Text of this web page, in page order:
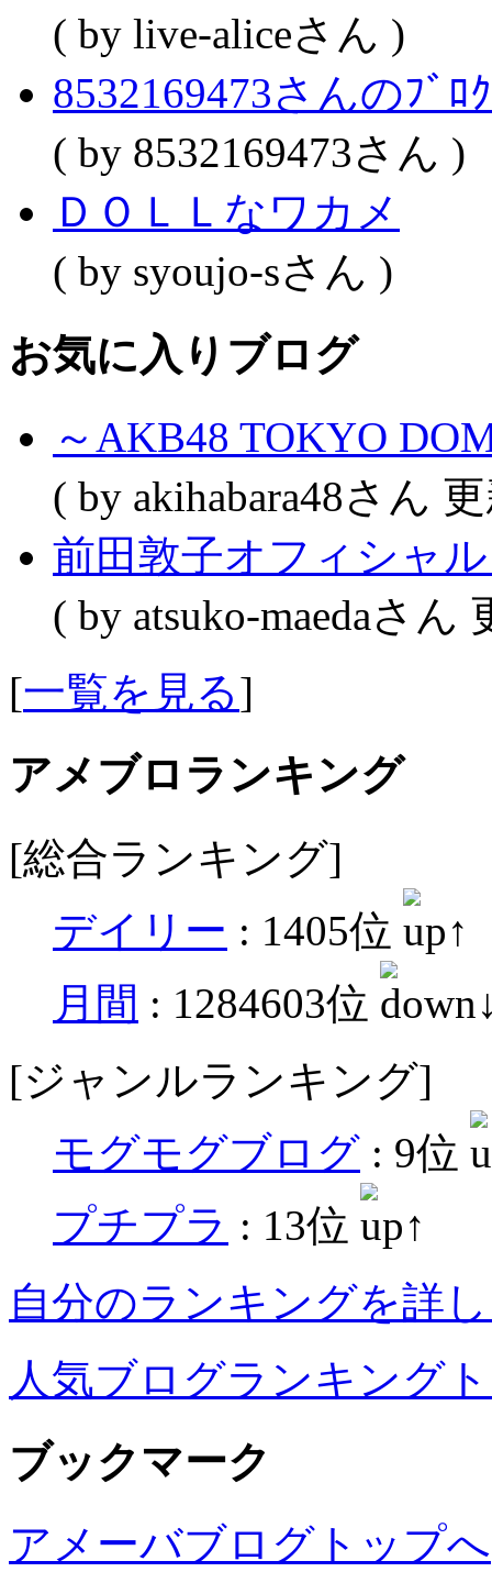
( by live-aliceさん )
8532169473さんのﾌﾞﾛ
( by 8532169473さん )
ＤＯＬＬなワカメ
( by syoujo-sさん )
お気に入りブログ
～AKB48 TOKYO
( by akihabara48さん
前田敦子オフィシャ
( by atsuko-maedaさん
[一覧を見る]
アメブロランキング
[総合ランキング]
デイリー : 1405位
月間 : 1284603位
[ジャンルランキング]
モグモグブログ : 9位
プチプラ : 13位
自分のランキングを詳
人気ブログランキング
ブックマーク
アメーバブログトップへ